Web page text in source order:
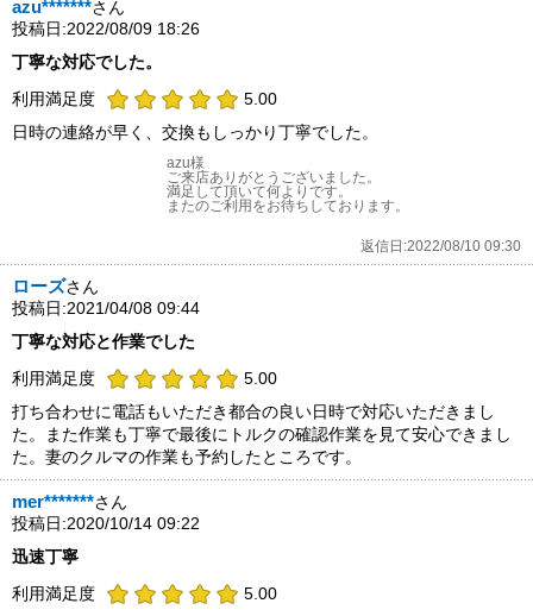
azu*******さん
投稿日:2022/08/09 18:26
丁寧な対応でした。
利用満足度
5.00
日時の連絡が早く、交換もしっかり丁寧でした。
azu様
ご来店ありがとうございました。
満足して頂いて何よりです。
またのご利用をお待ちしております。
返信日:2022/08/10 09:30
ローズさん
投稿日:2021/04/08 09:44
丁寧な対応と作業でした
利用満足度
5.00
打ち合わせに電話もいただき都合の良い日時で対応いただきまし
た。また作業も丁寧で最後にトルクの確認作業を見て安心できまし
た。妻のクルマの作業も予約したところです。
mer*******さん
投稿日:2020/10/14 09:22
迅速丁寧
利用満足度
5.00